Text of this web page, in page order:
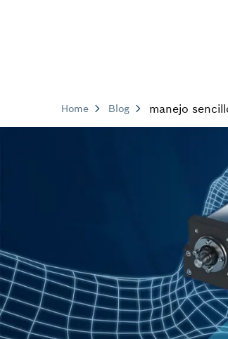
Home Blog manejo